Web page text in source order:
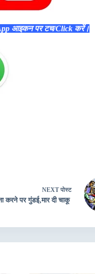
आइकन पर टच/Click करें।
NEXT पोस्ट
करने पर गुंडई,मार दी चाकू